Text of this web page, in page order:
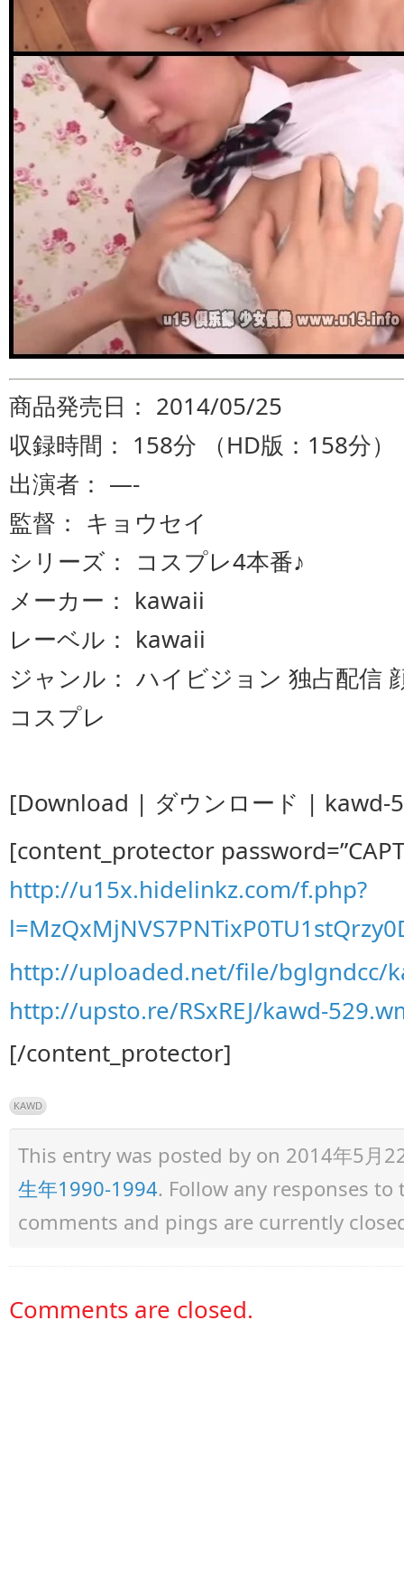
商品発売日： 2014/05/25
収録時間： 158分 （HD版：158分）
出演者： —-
監督： キョウセイ
シリーズ： コスプレ4本番♪
メーカー： kawaii
レーベル： kawaii
ジャンル： ハイビジョン 独占配信
コスプレ
[Download | ダウンロード | kawd-
[content_protector
http://u15x.hidelinkz.com/f.php?
http://uploaded.net/file/bglgndcc/
http://upsto.re/RSxREJ/kawd-
[/content_protector]
KAWD
This entry was posted by on 2014年5月
生年1990-1994. Follow any responses
comments and pings are currently
Comments are closed.